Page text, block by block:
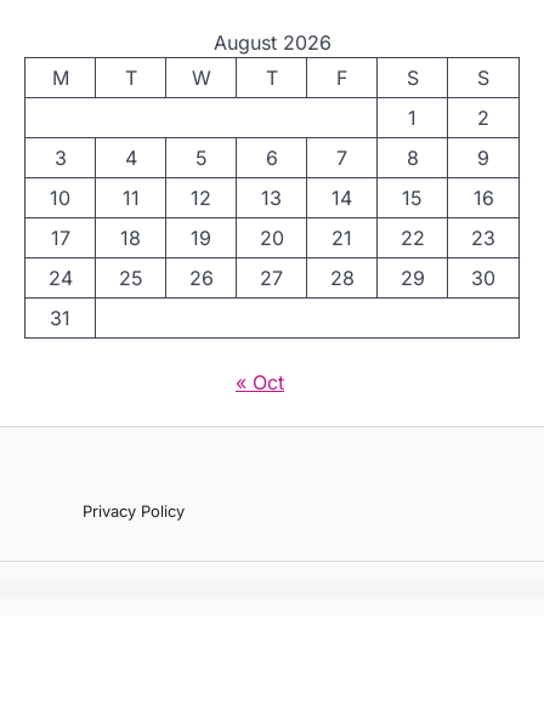
August 2026
M
T W T F S
S
1
2
3
4 5 6 7 8
9
10
11 12 13 14 15
16
17
18 19 20 21 22
23
24
25 26 27 28 29
30
31
« Oct
Privacy Policy